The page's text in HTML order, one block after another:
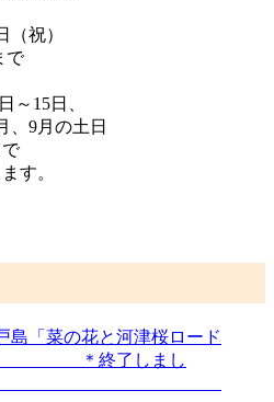
日（祝）
15日、
の土日
す。
「菜の花と河津桜ロード
＊終了しまし